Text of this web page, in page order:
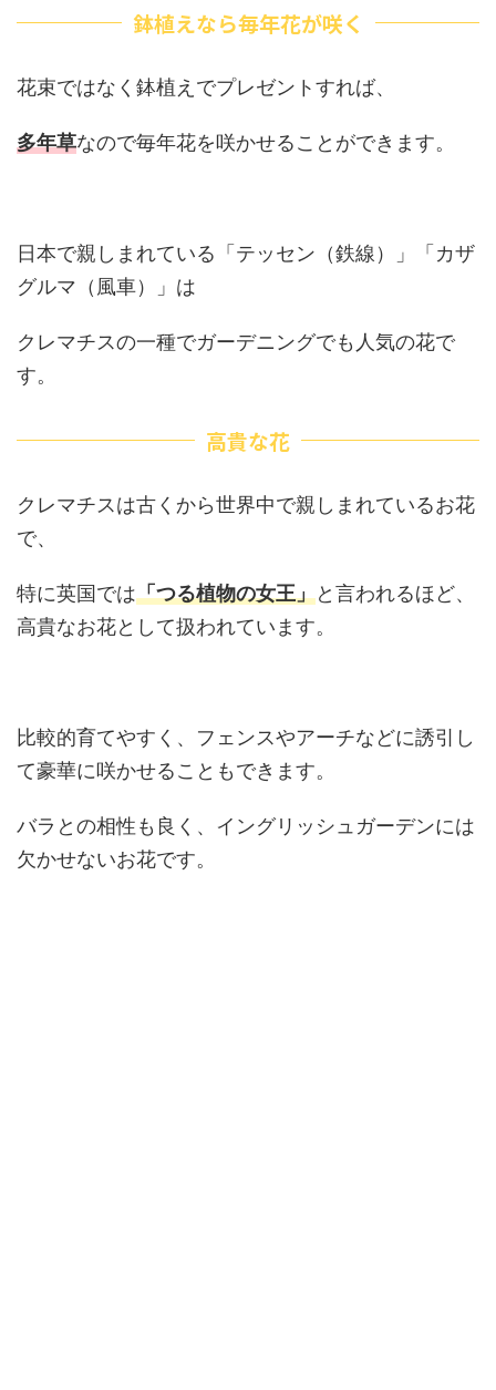
鉢植えなら毎年花が咲く
花束ではなく鉢植えでプレゼントすれば、
多年草なので毎年花を咲かせることができます。
日本で親しまれている「テッセン（鉄線）」「カザ
グルマ（風車）」は
クレマチスの一種でガーデニングでも人気の花で
す。
高貴な花
クレマチスは古くから世界中で親しまれているお花
で、
特に英国では「つる植物の女王」と言われるほど、
高貴なお花として扱われています。
比較的育てやすく、フェンスやアーチなどに誘引し
て豪華に咲かせることもできます。
バラとの相性も良く、イングリッシュガーデンには
欠かせないお花です。